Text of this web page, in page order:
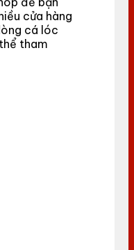
cửa hàng
cá lóc
tham